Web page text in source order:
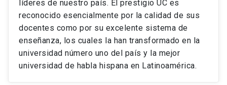
líderes de nuestro país. El prestigio UC es
reconocido esencialmente por la calidad de sus
docentes como por su excelente sistema de
enseñanza, los cuales la han transformado en la
universidad número uno del país y la mejor
universidad de habla hispana en Latinoamérica.